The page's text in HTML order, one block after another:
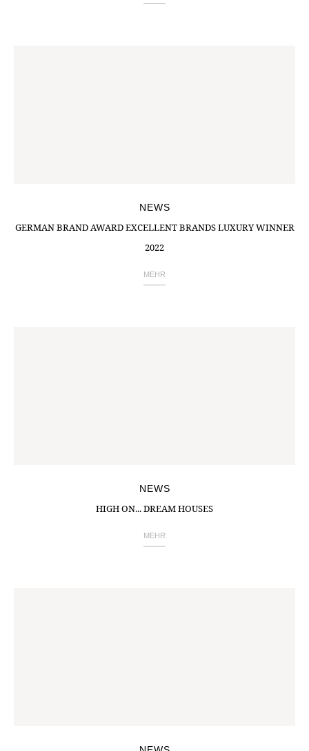
NEWS
GERMAN BRAND AWARD EXCELLENT BRANDS LUXURY WINNER
2022
MEHR
NEWS
HIGH ON... DREAM HOUSES
MEHR